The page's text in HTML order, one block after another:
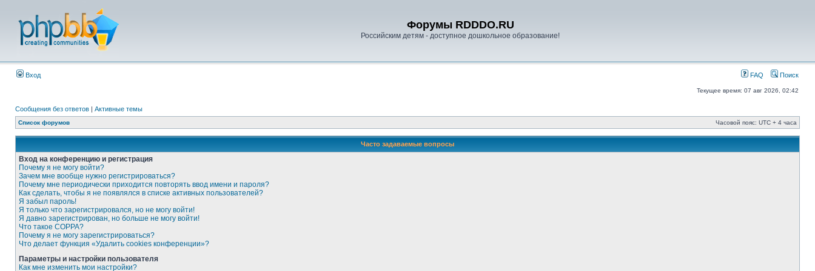
Форумы RDDDO.RU
Российским детям - доступное дошкольное образование!
Вход FAQ Поиск
Текущее время: 07 авг 2026, 02:42
Сообщения без ответов | Активные темы
Список форумов Часовой пояс: UTC + 4 часа
Часто задаваемые вопросы
Вход на конференцию и регистрация
Почему я не могу войти?
Зачем мне вообще нужно регистрироваться?
Почему мне периодически приходится повторять ввод имени и пароля?
Как сделать, чтобы я не появлялся в списке активных пользователей?
Я забыл пароль!
Я только что зарегистрировался, но не могу войти!
Я давно зарегистрирован, но больше не могу войти!
Что такое COPPA?
Почему я не могу зарегистрироваться?
Что делает функция «Удалить cookies конференции»?
Параметры и настройки пользователя
Как мне изменить мои настройки?